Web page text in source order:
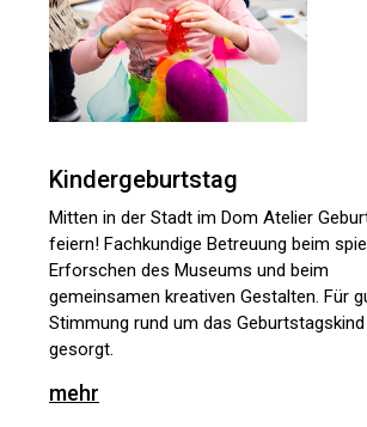
Kindergeburtstag
Mitten in der Stadt im Dom Atelier
feiern! Fachkundige Betreuung beim
Erforschen des Museums und beim
gemeinsamen kreativen Gestalten. Für
Stimmung rund um das
gesorgt.
mehr